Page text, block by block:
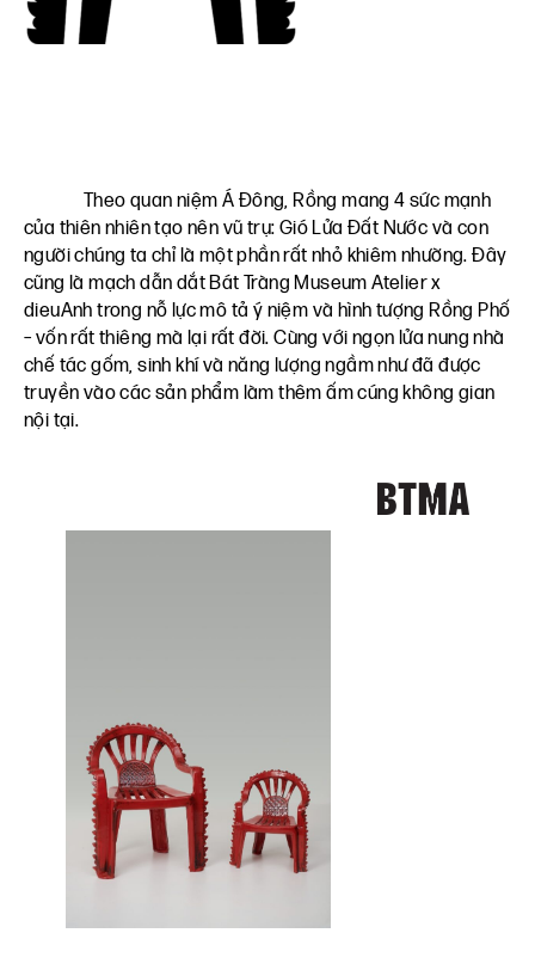
Theo quan niệm Á Đông, Rồng mang 4 sức mạnh
của thiên nhiên tạo nên vũ trụ: Gió Lửa Đất Nước và con
người chúng ta chỉ là một phần rất nhỏ khiêm nhường. Đây
cũng là mạch dẫn dắt Bát Tràng Museum Atelier x
dieuAnh trong nỗ lực mô tả ý niệm và hình tượng Rồng Phố
– vốn rất thiêng mà lại rất đời. Cùng với ngọn lửa nung nhà
chế tác gốm, sinh khí và năng lượng ngầm như đã được
truyền vào các sản phẩm làm thêm ấm cúng không gian
nội tại.